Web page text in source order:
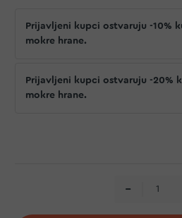
Prijavljeni kupci ostvaruju -10%
mokre hrane.
Prijavljeni kupci ostvaruju -20%
mokre hrane.